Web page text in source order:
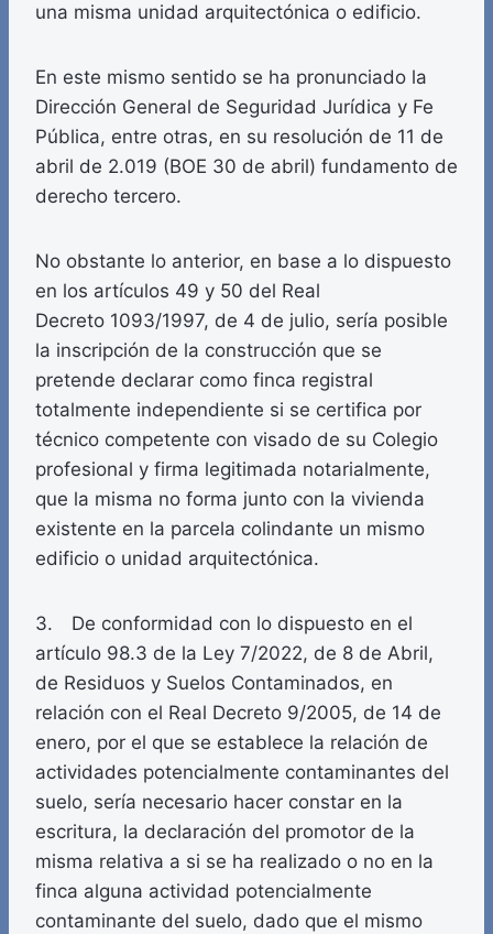
una misma unidad arquitectónica o edificio.
En este mismo sentido se ha pronunciado la
Dirección General de Seguridad Jurídica y Fe
Pública, entre otras, en su resolución de 11 de
abril de 2.019 (BOE 30 de abril) fundamento de
derecho tercero.
No obstante lo anterior, en base a lo dispuesto
en los artículos 49 y 50 del Real
Decreto 1093/1997, de 4 de julio, sería posible
la inscripción de la construcción que se
pretende declarar como finca registral
totalmente independiente si se certifica por
técnico competente con visado de su Colegio
profesional y firma legitimada notarialmente,
que la misma no forma junto con la vivienda
existente en la parcela colindante un mismo
edificio o unidad arquitectónica.
3. De conformidad con lo dispuesto en el
artículo 98.3 de la Ley 7/2022, de 8 de Abril,
de Residuos y Suelos Contaminados, en
relación con el Real Decreto 9/2005, de 14 de
enero, por el que se establece la relación de
actividades potencialmente contaminantes del
suelo, sería necesario hacer constar en la
escritura, la declaración del promotor de la
misma relativa a si se ha realizado o no en la
finca alguna actividad potencialmente
contaminante del suelo, dado que el mismo